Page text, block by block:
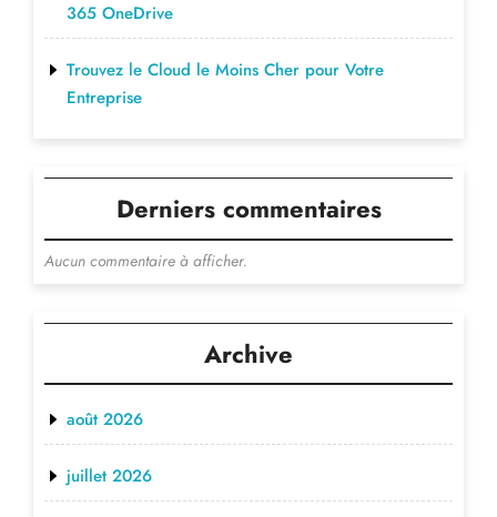
365 OneDrive
Trouvez le Cloud le Moins Cher pour Votre
Entreprise
Derniers commentaires
Aucun commentaire à afficher.
Archive
août 2026
juillet 2026